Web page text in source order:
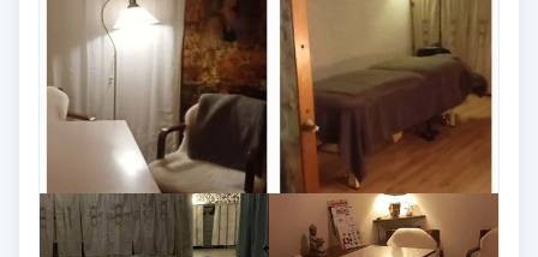
Fransborttagning
Fransfärgning
Fransförlängning
Fransförlängning Megavolym